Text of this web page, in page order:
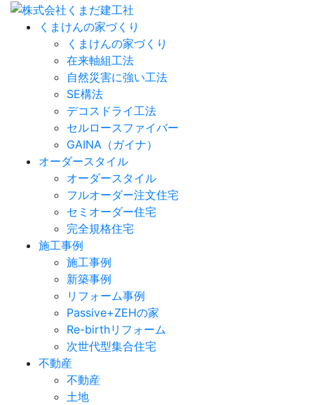
くまけんの家づくり
くまけんの家づくり
在来軸組工法
自然災害に強い工法
SE構法
デコスドライ工法
セルロースファイバー
GAINA（ガイナ）
オーダースタイル
オーダースタイル
フルオーダー注文住宅
セミオーダー住宅
完全規格住宅
施工事例
施工事例
新築事例
リフォーム事例
Passive+ZEHの家
Re-birthリフォーム
次世代型集合住宅
不動産
不動産
土地